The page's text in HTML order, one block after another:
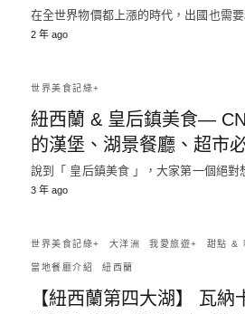
在全世界物價都上漲的時代，出國也需
2 年 ago
世界美食記綠+
紐西蘭 & 皇后鎮美食—
的漢堡、湖景餐廳、超市
說到「 皇后鎮美食 」，大家第一個絕對
3 年 ago
世界美食記綠+ 大洋洲 我愛旅遊+ 甜點 &
當地餐廳介紹 紐西蘭
【紐西蘭第四大湖】 瓦納